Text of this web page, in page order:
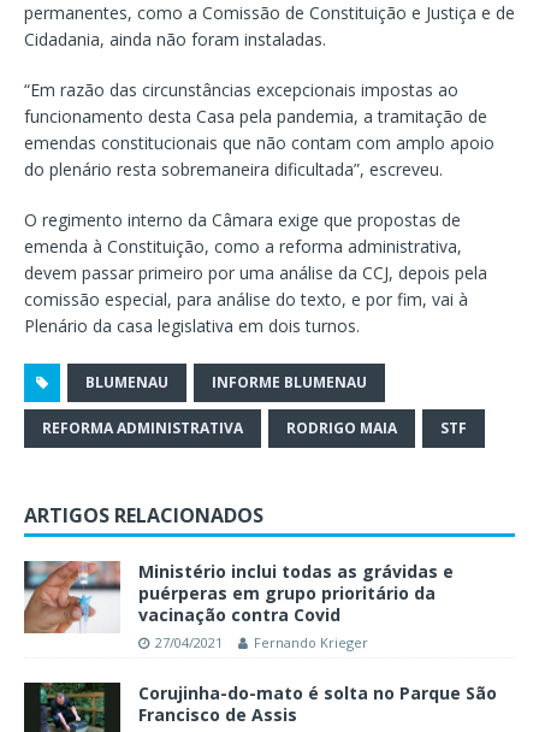
permanentes, como a Comissão de Constituição e Justiça e de
Cidadania, ainda não foram instaladas.
“Em razão das circunstâncias excepcionais impostas ao
funcionamento desta Casa pela pandemia, a tramitação de
emendas constitucionais que não contam com amplo apoio
do plenário resta sobremaneira dificultada”, escreveu.
O regimento interno da Câmara exige que propostas de
emenda à Constituição, como a reforma administrativa,
devem passar primeiro por uma análise da CCJ, depois pela
comissão especial, para análise do texto, e por fim, vai à
Plenário da casa legislativa em dois turnos.
BLUMENAU INFORME BLUMENAU
REFORMA ADMINISTRATIVA RODRIGO MAIA STF
ARTIGOS RELACIONADOS
Ministério inclui todas as grávidas e
puérperas em grupo prioritário da
vacinação contra Covid
27/04/2021 Fernando Krieger
Corujinha-do-mato é solta no Parque São
Francisco de Assis